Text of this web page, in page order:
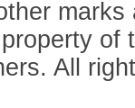
marks
of
All